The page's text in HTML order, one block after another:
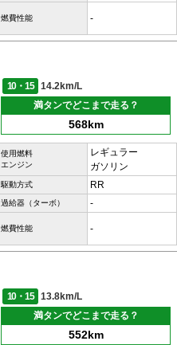
燃費性能 -
10・15
14.2km/L
満タンでどこまで走る？
568km
使用燃料
エンジン
レギュラー
ガソリン
駆動方式 RR
過給器（ターボ） -
燃費性能 -
10・15
13.8km/L
満タンでどこまで走る？
552km